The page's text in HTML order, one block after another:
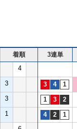
着順 3連単
4
3
3
1